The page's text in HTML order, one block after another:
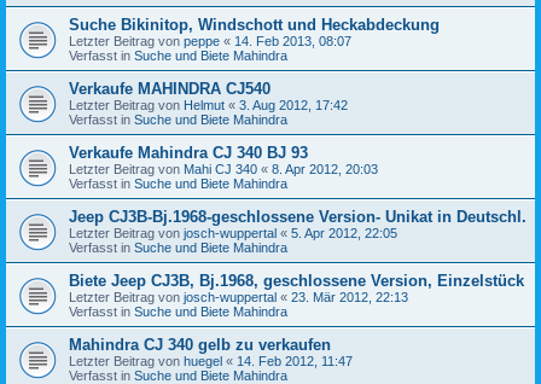
Suche Bikinitop, Windschott und Heckabdeckung
Letzter Beitrag von peppe « 14. Feb 2013, 08:07
Verfasst in Suche und Biete Mahindra
Verkaufe MAHINDRA CJ540
Letzter Beitrag von Helmut « 3. Aug 2012, 17:42
Verfasst in Suche und Biete Mahindra
Verkaufe Mahindra CJ 340 BJ 93
Letzter Beitrag von Mahi CJ 340 « 8. Apr 2012, 20:03
Verfasst in Suche und Biete Mahindra
Jeep CJ3B-Bj.1968-geschlossene Version- Unikat in Deutschl.
Letzter Beitrag von josch-wuppertal « 5. Apr 2012, 22:05
Verfasst in Suche und Biete Mahindra
Biete Jeep CJ3B, Bj.1968, geschlossene Version, Einzelstück
Letzter Beitrag von josch-wuppertal « 23. Mär 2012, 22:13
Verfasst in Suche und Biete Mahindra
Mahindra CJ 340 gelb zu verkaufen
Letzter Beitrag von huegel « 14. Feb 2012, 11:47
Verfasst in Suche und Biete Mahindra